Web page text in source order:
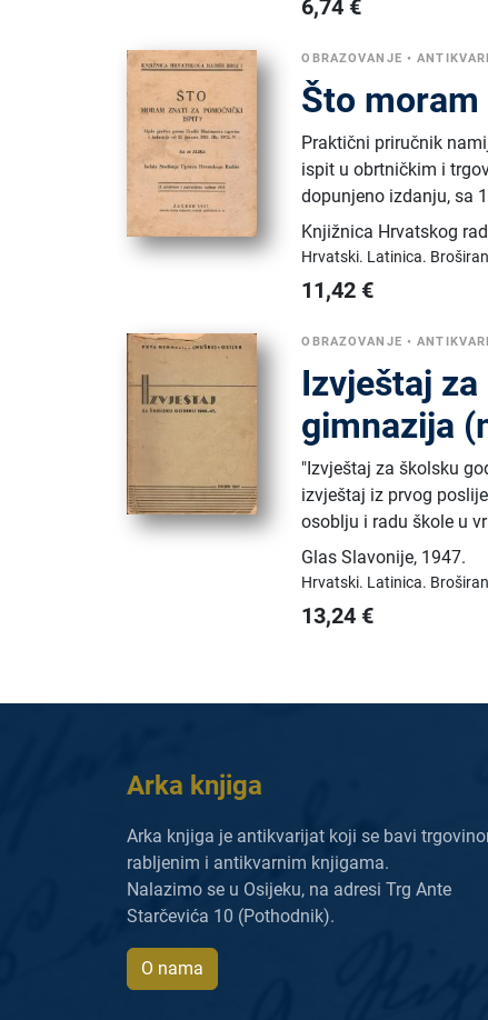
6,74 €
OBRAZOVANJE •
Što
Praktični priručnik
ispit u obrtničkim i
dopunjeno izdanju, sa
Knjižnica Hrvatskog
Hrvatski. Latinica.
11,42 €
OBRAZOVANJE •
Izvještaj
gimnazija
"Izvještaj za školsku
izvještaj iz prvog
osoblju i radu škole u
Glas Slavonije, 1947.
Hrvatski. Latinica.
13,24 €
Arka knjiga
Arka knjiga je antikvarijat koji se bavi
rabljenim i antikvarnim knjigama.
Nalazimo se u Osijeku, na adresi Trg Ante
Starčevića 10 (Pothodnik).
O nama